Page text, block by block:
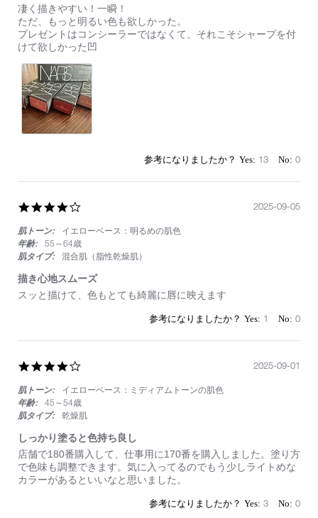
Review
by
on
8
Jan
2024
review
stating
そ
れ
ぞ
れ
違
い
が
必
ず
凄く描きやすい！一瞬！
ただ、もっと明るい色も欲しかった。
プレゼントはコンシーラーではなくて、それこそシャープを付
けて欲しかった凹
13 0
rating
肌トーン:
イエローベース：明るめの肌色
年齢:
55～64歳
肌タイプ:
混合肌（脂性乾燥肌）
描き心地スムーズ
Review
Sep
review
心
ス
ー
ズ
スッと描けて、色もとても綺麗に唇に映えます
2025-09-05
1 0
rating
肌トーン:
イエローベース：ミディアムトーンの肌色
年齢:
45～54歳
肌タイプ:
乾燥肌
しっかり塗ると色持ち良し
Review
by
on
review
stating
し
店舗で180番購入して、仕事用に170番を購入しました。塗り方
で色味も調整できます。気に入ってるのでもう少しライトめな
カラーがあるといいなと思いました。
2025-09-01
3 0